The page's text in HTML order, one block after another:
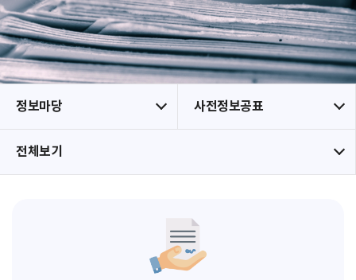
정보마당 사전정보공표
전체보기